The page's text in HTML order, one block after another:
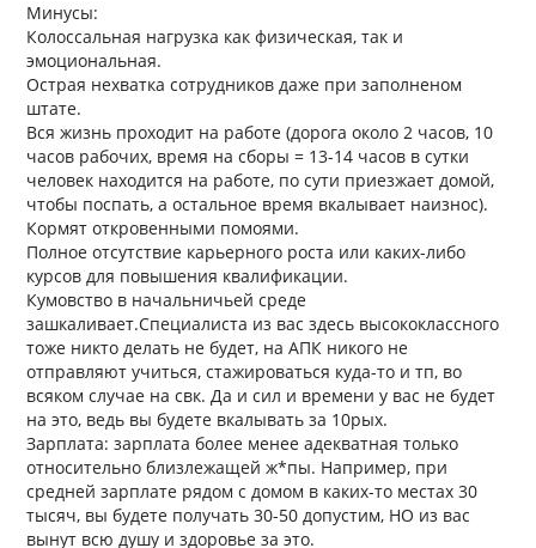
Минусы:
Колоссальная нагрузка как физическая, так и
эмоциональная.
Острая нехватка сотрудников даже при заполненом
штате.
Вся жизнь проходит на работе (дорога около 2 часов, 10
часов рабочих, время на сборы = 13-14 часов в сутки
человек находится на работе, по сути приезжает домой,
чтобы поспать, а остальное время вкалывает наизнос).
Кормят откровенными помоями.
Полное отсутствие карьерного роста или каких-либо
курсов для повышения квалификации.
Кумовство в начальничьей среде
зашкаливает.Специалиста из вас здесь высококлассного
тоже никто делать не будет, на АПК никого не
отправляют учиться, стажироваться куда-то и тп, во
всяком случае на свк. Да и сил и времени у вас не будет
на это, ведь вы будете вкалывать за 10рых.
Зарплата: зарплата более менее адекватная только
относительно близлежащей ж*пы. Например, при
средней зарплате рядом с домом в каких-то местах 30
тысяч, вы будете получать 30-50 допустим, НО из вас
вынут всю душу и здоровье за это.